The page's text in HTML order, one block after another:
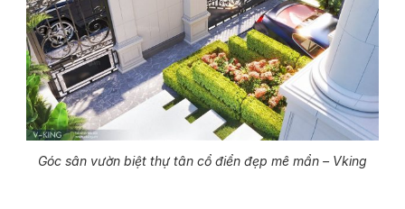
Góc sân vườn biệt thự tân cổ điển đẹp mê mẩn – Vking